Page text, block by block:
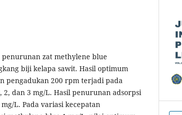
zat methylene blue
biji kelapa sawit. Hasil optimum
pengadukan 200 rpm terjadi pada
2, dan 3 mg/L. Hasil penurunan adsorpsi
L. Pada variasi kecepatan